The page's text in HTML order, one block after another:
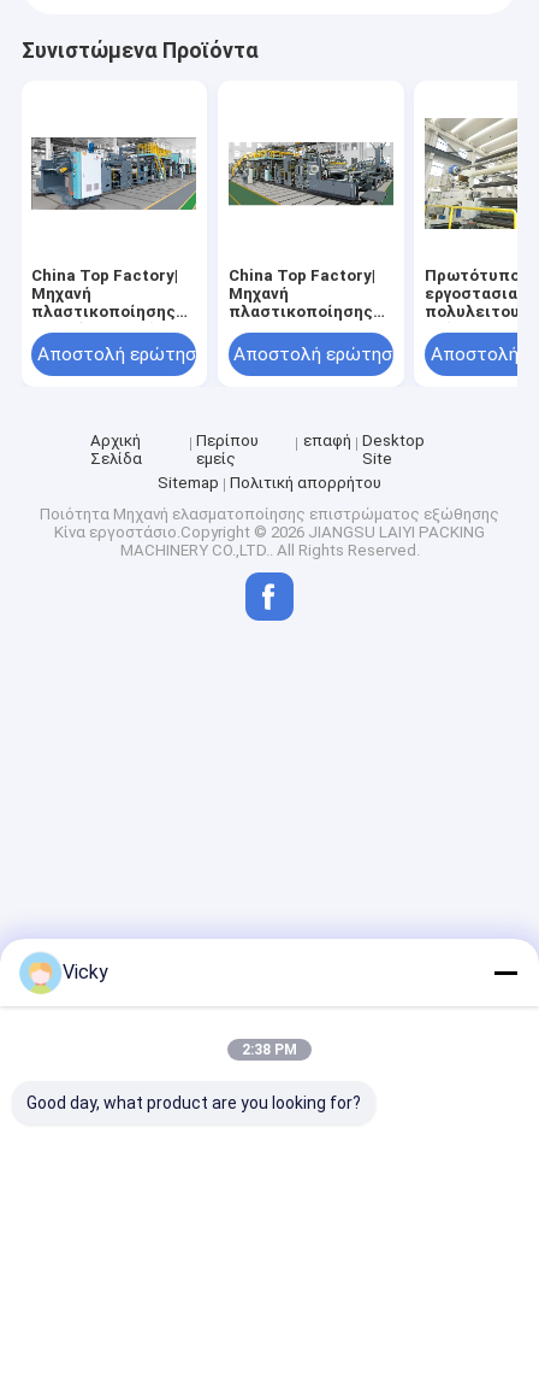
Συνιστώμενα Προϊόντα
China Top Factory|
Μηχανή
πλαστικοποίησης
με εξώθηση φιλμ
απελευθέρωσης
πλέγματος
Αποστολή ερώτησης
China Top Factory|
Μηχανή
πλαστικοποίησης
υγρής ασηπτικής
συσκευασίας με
εξώθηση
Αποστολή ερώτησης
Πρωτότυπο
εργοστασιακό
μηχάνημα
Αποστολή
Αρχική
Σελίδα
Περίπου
εμείς
επαφή
Desktop
Site
Sitemap
Πολιτική απορρήτου
Ποιότητα Μηχανή ελασματοποίησης επιστρώματος εξώθησης
Κίνα εργοστάσιο.Copyright © 2026 JIANGSU LAIYI PACKING
MACHINERY CO.,LTD.. All Rights Reserved.
Vicky
2:38 PM
Good day, what product are you looking for?